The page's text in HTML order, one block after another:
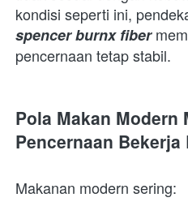
spencer burnx fiber
pencernaan tetap stabil.
Pola Makan Modern
Pencernaan
Makanan modern sering: